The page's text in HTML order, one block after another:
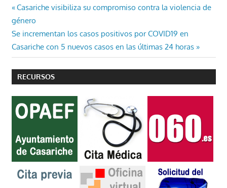
Navegación
de
entradas
Entrada
anterior:
Casariche visibiliza su compromiso contra la violencia de
género
Entrada
siguiente:
Se incrementan los casos positivos por COVID19 en
Casariche con 5 nuevos casos en las últimas 24 horas
RECURSOS